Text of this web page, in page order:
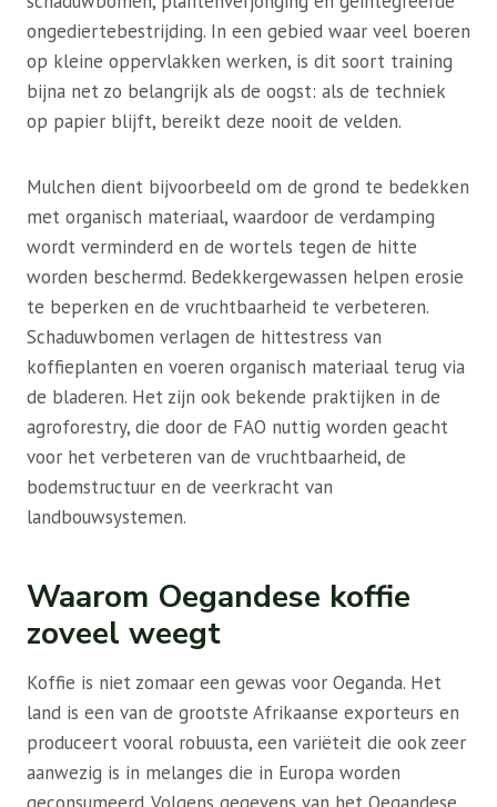
ongediertebestrijding. In een gebied waar veel boeren
op kleine oppervlakken werken, is dit soort training
bijna net zo belangrijk als de oogst: als de techniek
op papier blijft, bereikt deze nooit de velden.
Mulchen dient bijvoorbeeld om de grond te bedekken
met organisch materiaal, waardoor de verdamping
wordt verminderd en de wortels tegen de hitte
worden beschermd. Bedekkergewassen helpen erosie
te beperken en de vruchtbaarheid te verbeteren.
Schaduwbomen verlagen de hittestress van
koffieplanten en voeren organisch materiaal terug via
de bladeren. Het zijn ook bekende praktijken in de
agroforestry, die door de FAO nuttig worden geacht
voor het verbeteren van de vruchtbaarheid, de
bodemstructuur en de veerkracht van
landbouwsystemen.
Waarom Oegandese koffie
zoveel weegt
Koffie is niet zomaar een gewas voor Oeganda. Het
land is een van de grootste Afrikaanse exporteurs en
produceert vooral robuusta, een variëteit die ook zeer
aanwezig is in melanges die in Europa worden